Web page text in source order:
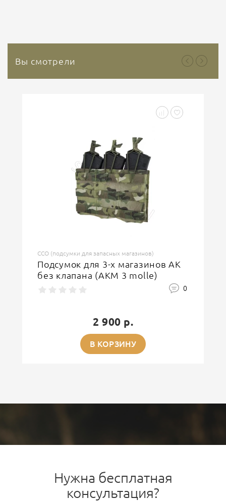
Вы смотрели
ССО (подсумки для запасных магазинов)
Подсумок для 3-х магазинов АК
без клапана (АКМ 3 molle)
0
2 900 р.
В КОРЗИНУ
Нужна бесплатная
консультация?